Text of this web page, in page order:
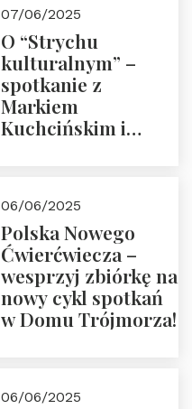
07/06/2025
O “Strychu
kulturalnym” –
spotkanie z
Markiem
Kuchcińskim i
18:00
06/06/2025
Polska Nowego
Ćwierćwiecza –
wesprzyj zbiórkę na
nowy cykl spotkań
w Domu Trójmorza!
06/06/2025